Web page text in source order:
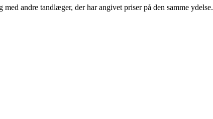
andre tandlæger, der har angivet priser på den samme ydelse.